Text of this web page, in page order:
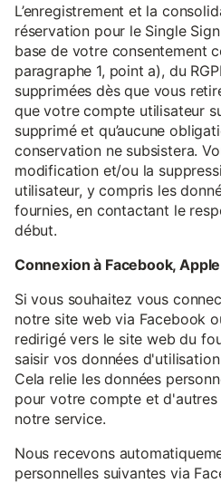
L’enregistrement et la
réservation pour le Single
base de votre consentement
paragraphe 1, point a), du
supprimées dès que vous
que votre compte utilisateur
supprimé et qu’aucune
conservation ne subsistera.
modification et/ou la
utilisateur, y compris les
fournies, en contactant le
début.
Connexion à Facebook,
Si vous souhaitez vous
notre site web via Facebook
redirigé vers le site web du
saisir vos données
Cela relie les données
pour votre compte et
notre service.
Nous recevons
personnelles suivantes via